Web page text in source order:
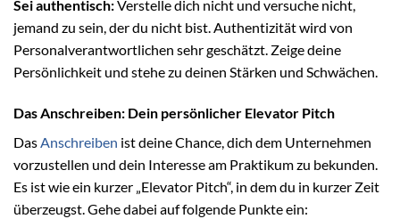
Sei authentisch:Verstelle dich nicht und versuche nicht,
jemand zu sein, der du nicht bist. Authentizität wird von
Personalverantwortlichen sehr geschätzt. Zeige deine
Persönlichkeit und stehe zu deinen Stärken und Schwächen.
Das Anschreiben: Dein persönlicher Elevator Pitch
DasAnschreiben ist deine Chance, dich dem Unternehmen
vorzustellen und dein Interesse am Praktikum zu bekunden.
Es ist wie ein kurzer „Elevator Pitch“, in dem du in kurzer Zeit
überzeugst. Gehe dabei auf folgende Punkte ein: